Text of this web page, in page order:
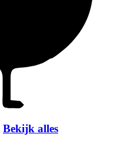
Bekijk alles